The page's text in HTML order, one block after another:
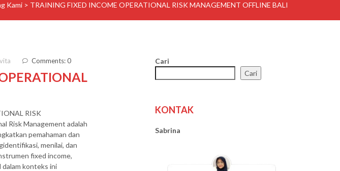
Kami > TRAINING FIXED INCOME OPERATIONAL RISK MANAGEMENT OFFLINE BALI
Comments: 0
RISK
Risk Management adalah
pemahaman dan
menilai, dan
fixed income,
konteks ini
Cari
Cari
KONTAK
Sabrina